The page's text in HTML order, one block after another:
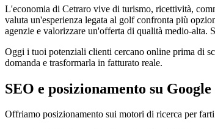
L'economia di Cetraro vive di turismo, ricettività,
valuta un'esperienza legata al golf confronta più
agenzie e valorizzare un'offerta di qualità medio-alta.
Oggi i tuoi potenziali clienti cercano online prima di
domanda e trasformarla in fatturato reale.
SEO e posizionamento su
Offriamo posizionamento sui motori di ricerca per